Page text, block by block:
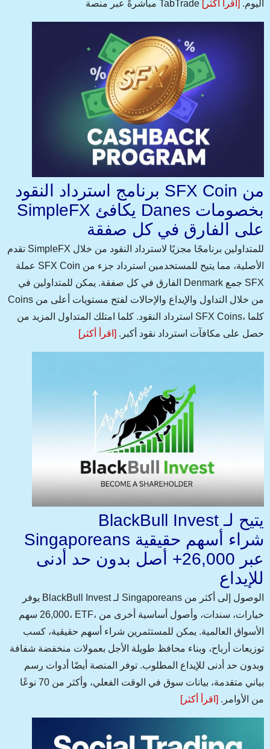
مباشرةً عبر منصة TabTrade اليوم. [اقرأ أكثر]
برنامج استرداد النقود SFX Coin من
SimpleFX يكافئ Danes بخصومات
على الفارق في كل صفقة
تقدم SimpleFX للمتداولين برنامجًا مجزيًا لاسترداد النقود من خلال
عملة SFX Coin الأصلية، مما يتيح للمستخدمين استرداد جزء من
الفارق في كل صفقة. يمكن للمتداولين في Denmark جمع SFX
Coins من خلال التداول والإيداع والإحالات لفتح مستويات أعلى من
استرداد النقود. كلما امتلك المتداول المزيد من SFX Coins، كلما
حصل على مكافآت استرداد نقود أكبر. [اقرأ أكثر]
BlackBull Invest يتيح لـ
Singaporeans شراء أسهم حقيقية
عبر 26,000+ أصل بدون حد أدنى
للإيداع
يوفر BlackBull Invest لـ Singaporeans الوصول إلى أكثر من
26,000 سهم، ETF، خيارات، سندات، وأصول أساسية أخرى من
الأسواق العالمية. يمكن للمستثمرين شراء أسهم حقيقية، كسب
توزيعات أرباح، وبناء محافظ طويلة الأجل بعمولات منخفضة شفافة
وبدون حد أدنى للإيداع المطلوب. توفر المنصة أيضًا أدوات رسم
بياني متقدمة، بيانات سوق في الوقت الفعلي، وأكثر من 70 نوعًا
من الأوامر. [اقرأ أكثر]